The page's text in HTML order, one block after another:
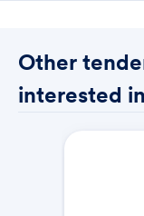
Other
interested in